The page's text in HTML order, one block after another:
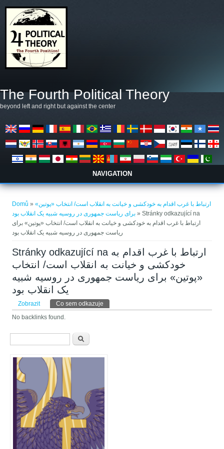
The Fourth Political Theory
beyond left and right but against the center
NAVIGATION
Jste zde
Domů »ارتباط با غرب اقدام به خودکشی و خیانت به انقلاب است/ انتخاب «پوتین»
برای ریاست جمهوری در روسیه شبیه یک انقلاب بود » Stránky odkazující na
ارتباط با غرب اقدام به خودکشی و خیانت به انقلاب است/ انتخاب «پوتین» برای
ریاست جمهوری در روسیه شبیه یک انقلاب بود
Stránky odkazující na ارتباط با غرب اقدام به
خودکشی و خیانت به انقلاب است/ انتخاب
«پوتین» برای ریاست جمهوری در روسیه شبیه
یک انقلاب بود
Hlavní záložky
Zobrazit Co sem odkazuje
No backlinks found.